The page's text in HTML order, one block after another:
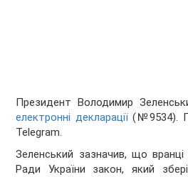
Президент Володимир
електронні декларації(№9534).
Telegram.
Зеленський зазначив, що вранці
Ради України закон, який